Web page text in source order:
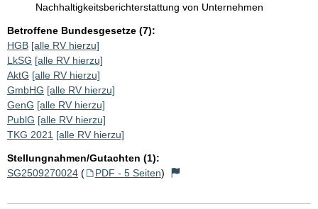
Nachhaltigkeitsberichterstattung von Unternehmen
Betroffene Bundesgesetze (7):
HGB [alle RV hierzu]
LkSG [alle RV hierzu]
AktG [alle RV hierzu]
GmbHG [alle RV hierzu]
GenG [alle RV hierzu]
PublG [alle RV hierzu]
TKG 2021 [alle RV hierzu]
Stellungnahmen/Gutachten (1):
SG2509270024 ( PDF - 5 Seiten)